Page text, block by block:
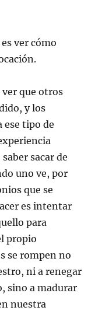
ver cómo
que otros
y los
ese tipo de
sacar de
uno ve, por
que se
es intentar
para
propio
se rompen no
ni a renegar
sino a madurar
nuestra